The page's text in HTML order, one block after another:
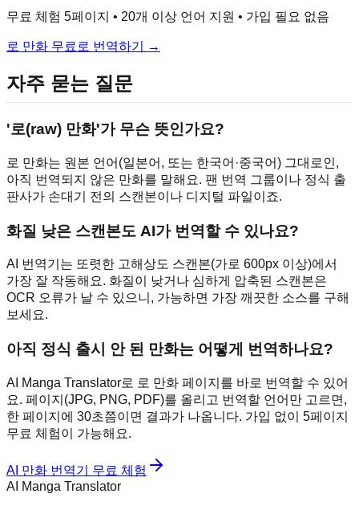
무료 체험 5페이지 • 20개 이상 언어 지원 • 가입 필요 없음
로 만화 무료로 번역하기 →
자주 묻는 질문
'로(raw) 만화'가 무슨 뜻인가요?
로 만화는 원본 언어(일본어, 또는 한국어·중국어) 그대로인,
아직 번역되지 않은 만화를 말해요. 팬 번역 그룹이나 정식 출
판사가 손대기 전의 스캔본이나 디지털 파일이죠.
화질 낮은 스캔본도 AI가 번역할 수 있나요?
AI 번역기는 또렷한 고해상도 스캔본(가로 600px 이상)에서
가장 잘 작동해요. 화질이 낮거나 심하게 압축된 스캔본은
OCR 오류가 날 수 있으니, 가능하면 가장 깨끗한 소스를 구해
보세요.
아직 정식 출시 안 된 만화는 어떻게 번역하나요?
AI Manga Translator로 로 만화 페이지를 바로 번역할 수 있어
요. 페이지(JPG, PNG, PDF)를 올리고 번역할 언어만 고르면,
한 페이지에 30초쯤이면 결과가 나옵니다. 가입 없이 5페이지
무료 체험이 가능해요.
AI 만화 번역기 무료 체험
AI Manga Translator